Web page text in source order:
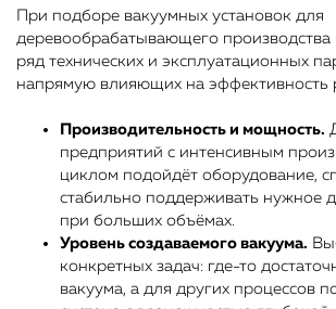
При подборе вакуумных установок для
деревообрабатывающего производства
ряд технических и эксплуатационных
напрямую влияющих на эффективность
Производительность и мощность.
предприятий с интенсивным
циклом подойдёт оборудование,
стабильно поддерживать нужное
при больших объёмах.
Уровень создаваемого вакуума.
конкретных задач: где-то
вакуума, а для других процессов